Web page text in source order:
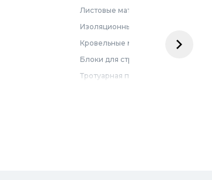
Листовые материалы
Изоляционные материалы
Кровельные материалы
Блоки для строительства
Тротуарная плитка